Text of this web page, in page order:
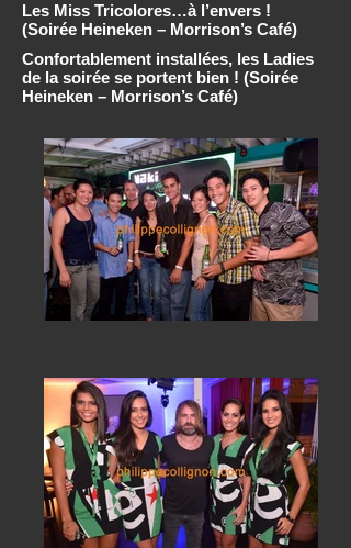
Les Miss Tricolores…à l’envers !
(Soirée Heineken – Morrison’s Café)
Confortablement installées, les Ladies
de la soirée se portent bien ! (Soirée
Heineken – Morrison’s Café)